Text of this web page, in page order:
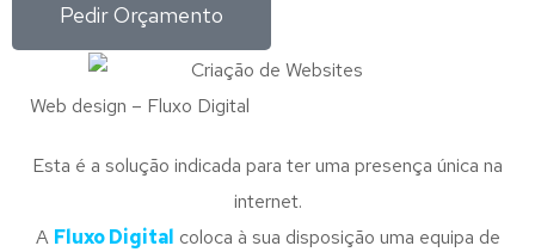
Pedir Orçamento
Web design – Fluxo Digital
Esta é a solução indicada para ter uma presença única na
internet.
A Fluxo Digital coloca à sua disposição uma equipa de